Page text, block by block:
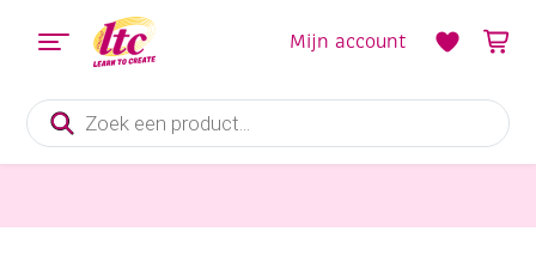
Producten
zoeken
Mijn account